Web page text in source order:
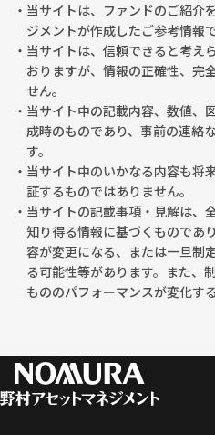
・当サイトは、ファンドのご紹介
ジメントが作成したご参考情報で
・当サイトは、信頼できると考え
おりますが、情報の正確性、完
せん。
・当サイト中の記載内容、数値、
成時のものであり、事前の連絡
す。
・当サイト中のいかなる内容も将
証するものではありません。
・当サイトの記載事項・見解は、
知り得る情報に基づくものであ
容が変更になる、または一旦制
る可能性等があります。また、
もののパフォーマンスが変化す